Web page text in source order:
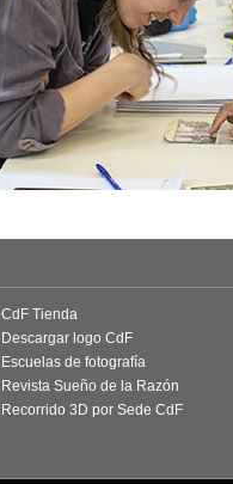
CdF Tienda
Descargar logo CdF
Escuelas de fotografía
Revista Sueño de la Razón
Recorrido 3D por Sede CdF